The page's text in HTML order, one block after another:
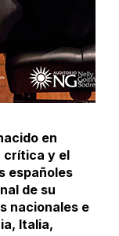
en
crítica y el
españoles
de su
nacionales e
Italia,